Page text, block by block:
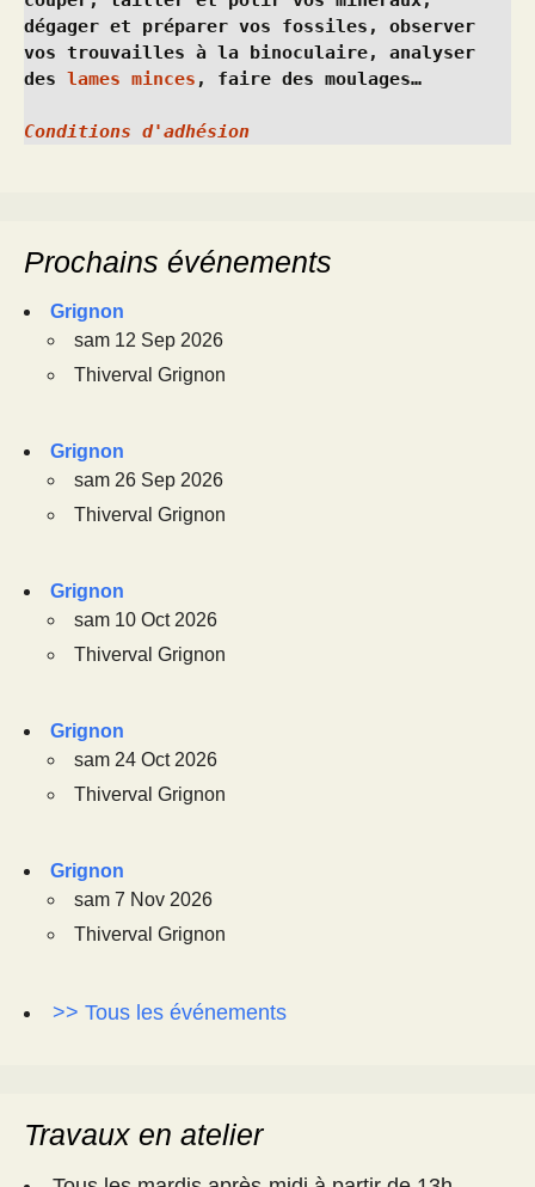
dégager et préparer vos fossiles, observer
vos trouvailles à la binoculaire, analyser
des lames minces , faire des moulages…
Conditions d'adhésion
Prochains événements
Grignon
sam 12 Sep 2026
Thiverval Grignon
Grignon
sam 26 Sep 2026
Thiverval Grignon
Grignon
sam 10 Oct 2026
Thiverval Grignon
Grignon
sam 24 Oct 2026
Thiverval Grignon
Grignon
sam 7 Nov 2026
Thiverval Grignon
>> Tous les événements
Travaux en atelier